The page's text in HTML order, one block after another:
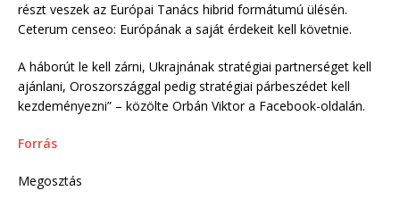
részt veszek az Európai Tanács hibrid formátumú ülésén.
Ceterum censeo: Európának a saját érdekeit kell követnie.
A háborút le kell zárni, Ukrajnának stratégiai partnerséget kell
ajánlani, Oroszországgal pedig stratégiai párbeszédet kell
kezdeményezni” – közölte Orbán Viktor a Facebook-oldalán.
Forrás
Megosztás